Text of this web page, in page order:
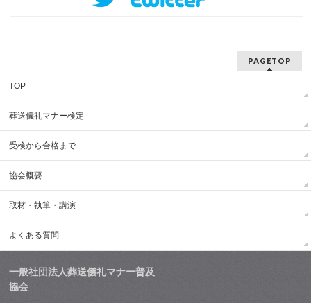
PAGETOP
TOP
葬送儀礼マナー検定
受検から合格まで
協会概要
取材・執筆・講演
よくある質問
一般社団法人葬送儀礼マナー普及
協会